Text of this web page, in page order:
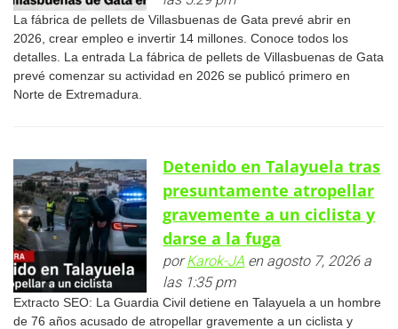
La fábrica de pellets de Villasbuenas de Gata prevé abrir en
2026, crear empleo e invertir 14 millones. Conoce todos los
detalles. La entrada La fábrica de pellets de Villasbuenas de Gata
prevé comenzar su actividad en 2026 se publicó primero en
Norte de Extremadura.
Detenido en Talayuela tras
presuntamente atropellar
gravemente a un ciclista y
darse a la fuga
porKarok-JA en agosto 7, 2026 a
las 1:35 pm
Extracto SEO: La Guardia Civil detiene en Talayuela a un hombre
de 76 años acusado de atropellar gravemente a un ciclista y